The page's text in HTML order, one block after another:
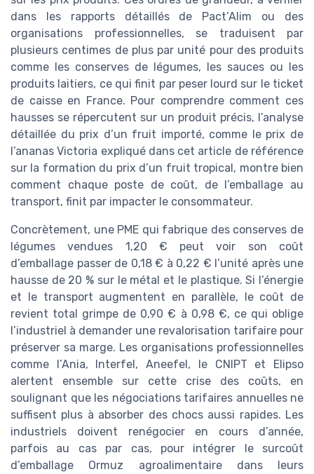
dans les rapports détaillés de Pact’Alim ou des
organisations professionnelles, se traduisent par
plusieurs centimes de plus par unité pour des produits
comme les conserves de légumes, les sauces ou les
produits laitiers, ce qui finit par peser lourd sur le ticket
de caisse en France. Pour comprendre comment ces
hausses se répercutent sur un produit précis, l’analyse
détaillée du prix d’un fruit importé, comme le prix de
l’ananas Victoria expliqué dans cet article de référence
sur la formation du prix d’un fruit tropical, montre bien
comment chaque poste de coût, de l’emballage au
transport, finit par impacter le consommateur.
Concrètement, une PME qui fabrique des conserves de
légumes vendues 1,20 € peut voir son coût
d’emballage passer de 0,18 € à 0,22 € l’unité après une
hausse de 20 % sur le métal et le plastique. Si l’énergie
et le transport augmentent en parallèle, le coût de
revient total grimpe de 0,90 € à 0,98 €, ce qui oblige
l’industriel à demander une revalorisation tarifaire pour
préserver sa marge. Les organisations professionnelles
comme l’Ania, Interfel, Aneefel, le CNIPT et Elipso
alertent ensemble sur cette crise des coûts, en
soulignant que les négociations tarifaires annuelles ne
suffisent plus à absorber des chocs aussi rapides. Les
industriels doivent renégocier en cours d’année,
parfois au cas par cas, pour intégrer le surcoût
d’emballage Ormuz agroalimentaire dans leurs